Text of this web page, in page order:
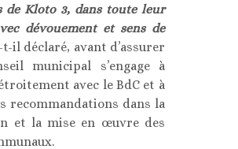
de Kloto 3, dans toute leur
dévouement et sens de
il déclaré, avant d’assurer
municipal s’engage à
avec le BdC et à
recommandations dans la
et la mise en œuvre des